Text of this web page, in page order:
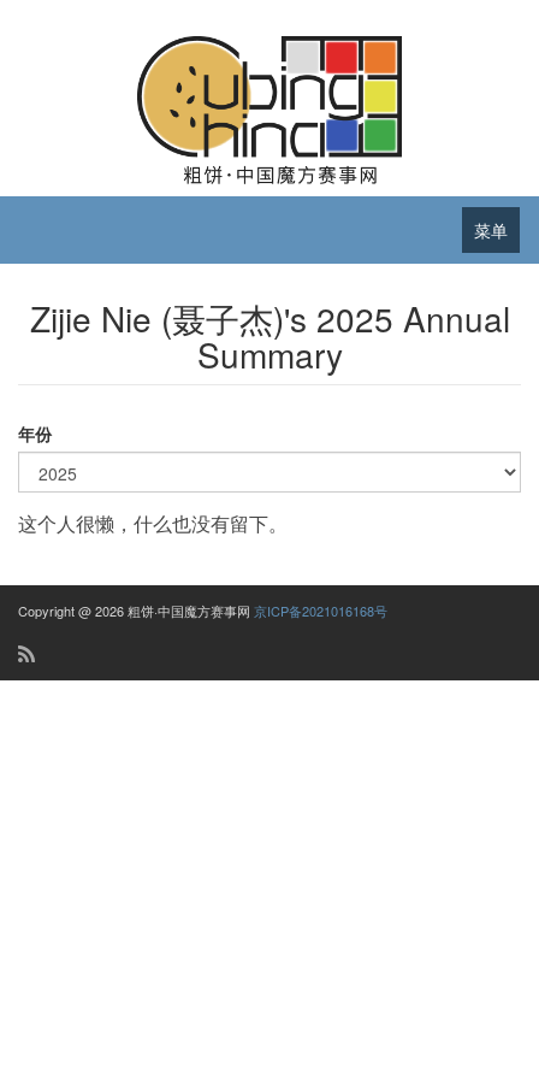
菜单
Zijie Nie (聂子杰)'s 2025 Annual
Summary
年份
这个人很懒，什么也没有留下。
Copyright @ 2026 粗饼·中国魔方赛事网 京ICP备2021016168号